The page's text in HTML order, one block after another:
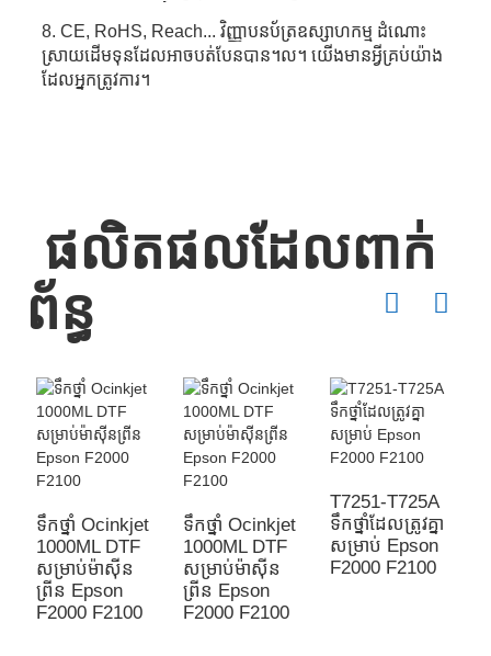
8. CE, RoHS, Reach... វិញ្ញាបនប័ត្រឧស្សាហកម្ម ដំណោះ
ស្រាយដើមទុនដែលអាចបត់បែនបាន។ល។ យើងមានអ្វីគ្រប់យ៉ាង
ដែលអ្នកត្រូវការ។
ផលិតផលដែលពាក់
ព័ន្ធ
ទឹកថ្នាំ Ocinkjet
1000ML DTF
សម្រាប់ម៉ាស៊ីន
ព្រីន Epson
F2000 F2100
ទឹកថ្នាំ Ocinkjet
1000ML DTF
សម្រាប់ម៉ាស៊ីន
ព្រីន Epson
F2000 F2100
T7251-T725A
ទឹកថ្នាំដែលត្រូវគ្នា
សម្រាប់ Epson
F2000 F2100